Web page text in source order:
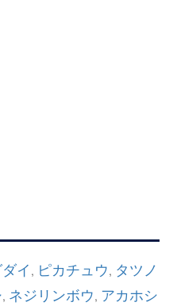
イ, ピカチュウ, タツノ
, ネジリンボウ, アカホシ